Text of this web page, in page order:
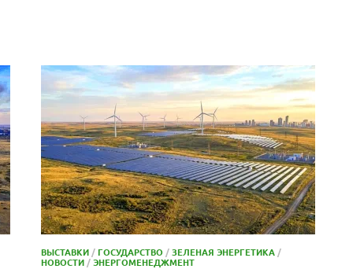
ВЫСТАВКИ /ГОСУДАРСТВО /ЗЕЛЕНАЯ ЭНЕРГЕТИКА /
НОВОСТИ /ЭНЕРГОМЕНЕДЖМЕНТ